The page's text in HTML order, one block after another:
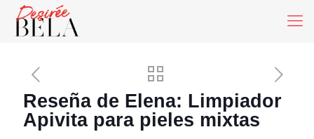
Reseña de Elena: Limpiador
Apivita para pieles mixtas